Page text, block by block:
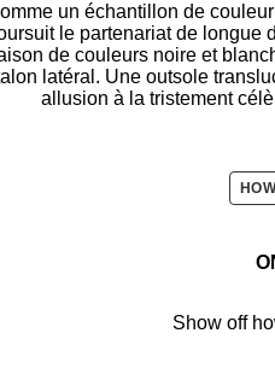
un échantillon de
le partenariat de longue
de couleurs noire et
latéral. Une outsole
allusion à la tristement
Show off